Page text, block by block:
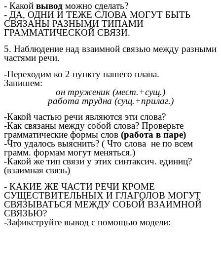
- Какой вывод можно сделать?
- ДА, ОДНИ И ТЕЖЕ СЛОВА МОГУТ БЫТЬ
СВЯЗАНЫ РАЗНЫМИ ТИПАМИ
ГРАММАТИЧЕСКОЙ СВЯЗИ.
5. Наблюдение над взаимной связью между разными
частями речи.
-Переходим ко 2 пункту нашего плана.
Запишем:
он труженик (мест.+сущ.)
работа трудна (сущ.+прилаг.)
-Какой частью речи являются эти слова?
-Как связаны между собой слова? Проверьте
грамматические формы слов (работа в паре)
-Что удалось выяснить? ( Что слова не по всем
грамм. формам могут меняться.)
-Какой же тип связи у этих синтаксич. единиц?
(взаимная связь)
- КАКИЕ ЖЕ ЧАСТИ РЕЧИ КРОМЕ
СУЩЕСТВИТЕЛЬНЫХ И ГЛАГОЛОВ МОГУТ
СВЯЗЫВАТЬСЯ МЕЖДУ СОБОЙ ВЗАИМНОЙ
СВЯЗЬЮ?
-Зафикструйте вывод с помощью модели: